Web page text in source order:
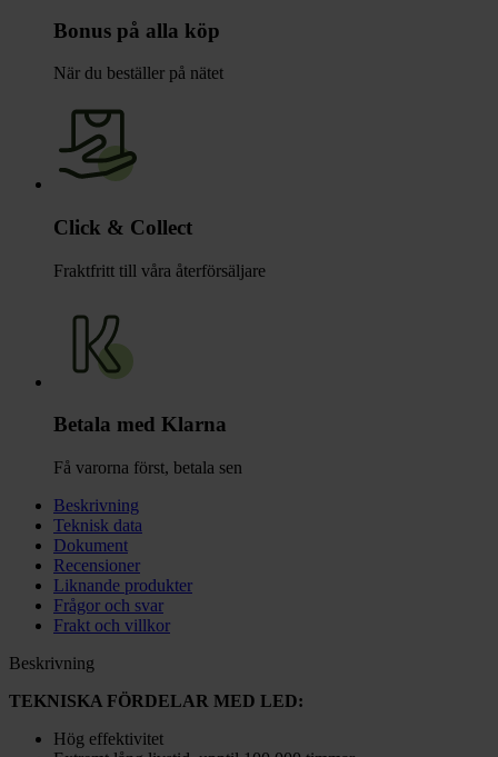
Bonus på alla köp
När du beställer på nätet
Click & Collect
Fraktfritt till våra återförsäljare
Betala med Klarna
Få varorna först, betala sen
Beskrivning
Teknisk data
Dokument
Recensioner
Liknande produkter
Frågor och svar
Frakt och villkor
Beskrivning
TEKNISKA FÖRDELAR MED LED:
Hög effektivitet